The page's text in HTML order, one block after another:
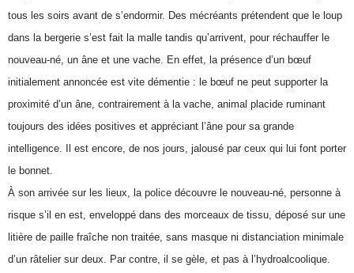
tous les soirs avant de s’endormir. Des mécréants prétendent que le loup
dans la bergerie s’est fait la malle tandis qu’arrivent, pour réchauffer le
nouveau-né, un âne et une vache. En effet, la présence d’un bœuf
initialement annoncée est vite démentie : le bœuf ne peut supporter la
proximité d’un âne, contrairement à la vache, animal placide ruminant
toujours des idées positives et appréciant l’âne pour sa grande
intelligence. Il est encore, de nos jours, jalousé par ceux qui lui font porter
le bonnet.
À son arrivée sur les lieux, la police découvre le nouveau-né, personne à
risque s’il en est, enveloppé dans des morceaux de tissu, déposé sur une
litière de paille fraîche non traitée, sans masque ni distanciation minimale
d’un râtelier sur deux. Par contre, il se gèle, et pas à l’hydroalcoolique.